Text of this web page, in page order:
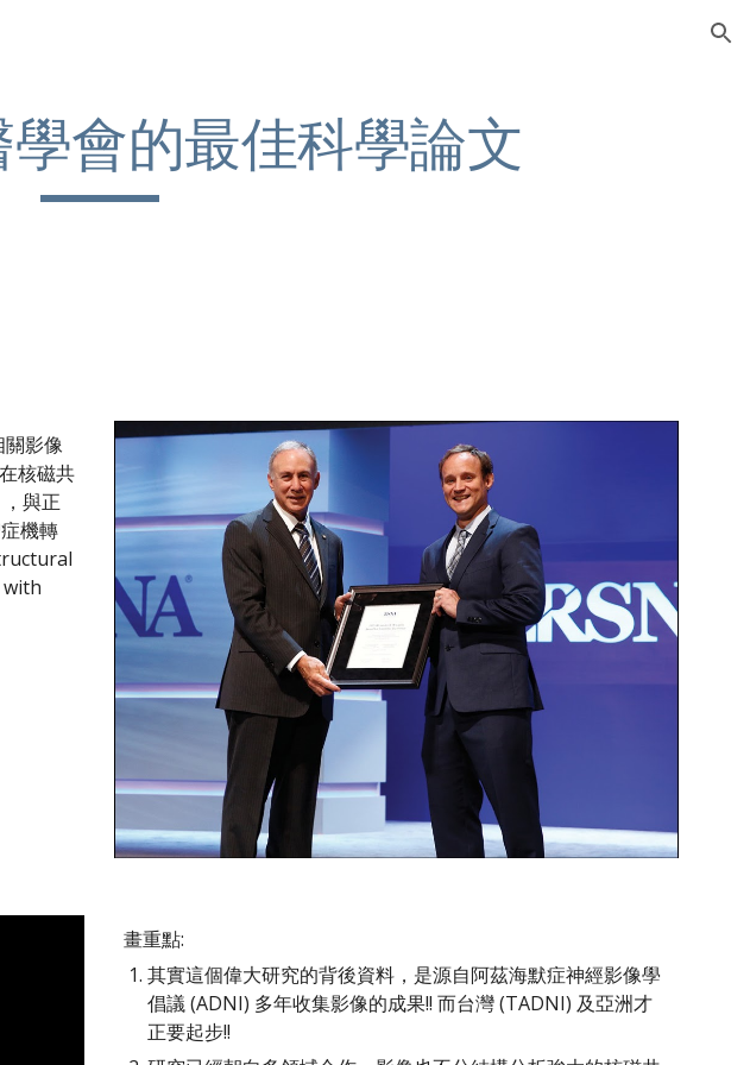
會的最佳科學論文
影像
核磁共
與正
機轉
畫重點:
其實這個偉大研究的背後資料，是源自阿茲海默症神經影像學
倡議 (ADNI) 多年收集影像的成果!! 而台灣 (TADNI) 及亞洲才
正要起步!!